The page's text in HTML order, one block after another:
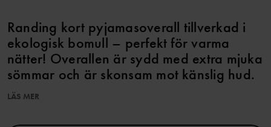
Randing kort pyjamasoverall tillverkad i
ekologisk bomull – perfekt för varma
nätter! Overallen är sydd med extra mjuka
sömmar och är skonsam mot känslig hud.
LÄS MER